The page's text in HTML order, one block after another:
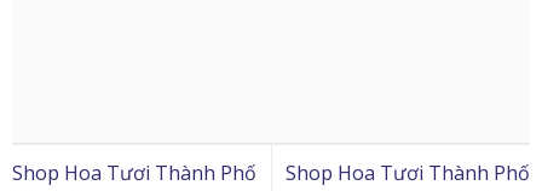
Shop Hoa Tươi Thành Phố
Shop Hoa Tươi Thành Phố